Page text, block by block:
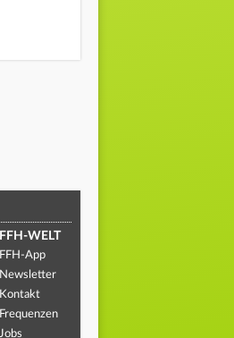
FFH-WELT
FFH-App
Newsletter
Kontakt
Frequenzen
Jobs